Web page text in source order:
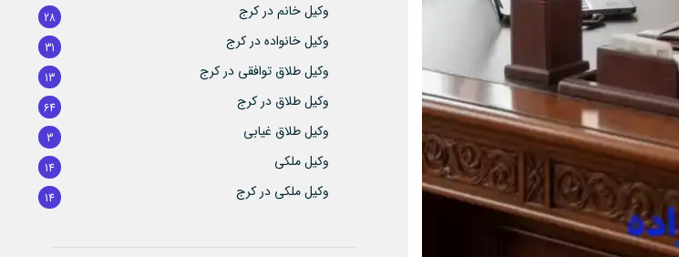
وکیل خانم در کرج 28
وکیل خانواده در کرج 31
وکیل طلاق توافقی در کرج 13
وکیل طلاق در کرج 64
وکیل طلاق غیابی 3
وکیل ملکی 14
وکیل ملکی در کرج 14